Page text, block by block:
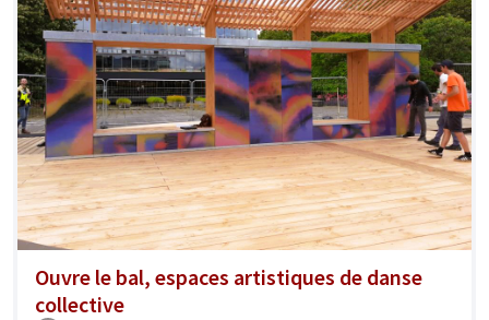
Ouvre le bal, espaces artistiques de danse
collective